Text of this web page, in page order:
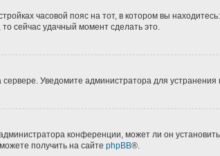
часовой пояс на тот, в котором вы
сейчас удачный момент сделать это.
Уведомите администратора для устранения
конференции, может ли он
получить на сайте phpBB®.